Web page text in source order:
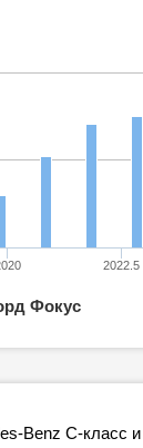
Фокус
2022.5
Benz C-класс